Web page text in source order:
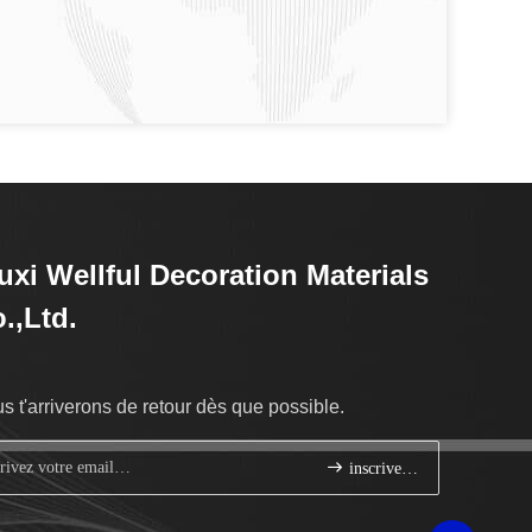
Wellful Decoration Materials
t'arriverons de retour dès que possible.
inscrivez-vous